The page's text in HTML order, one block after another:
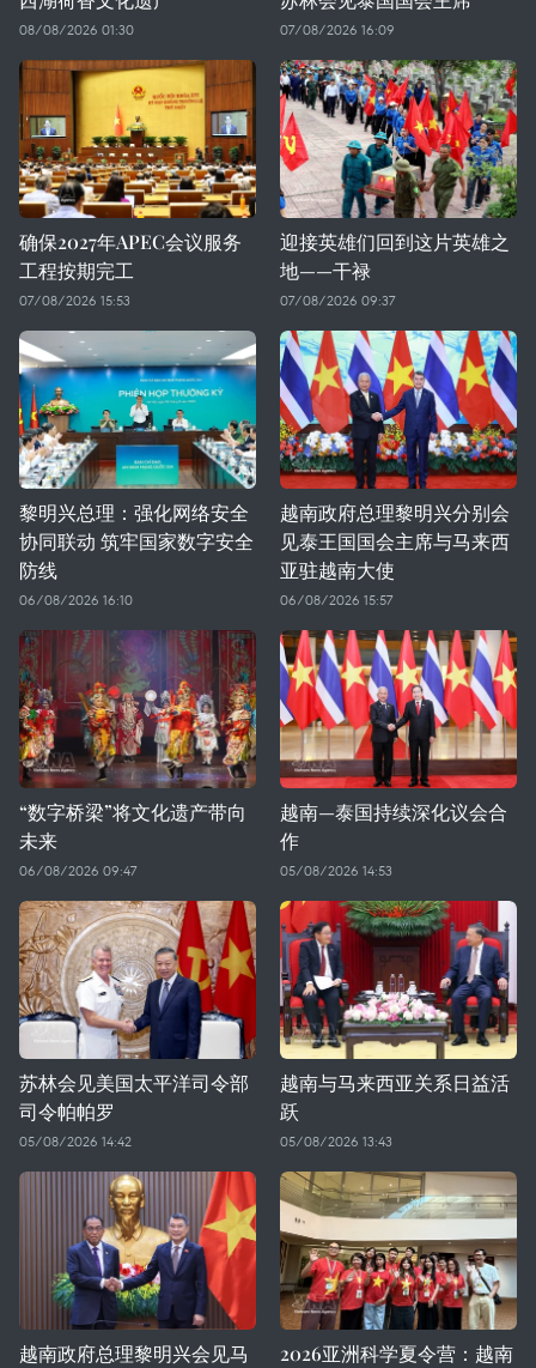
08/08/2026 01:30 07/08/2026 16:09
确保2027年APEC会议服务
工程按期完工
07/08/2026 15:53
迎接英雄们回到这片英雄之
地——干禄
07/08/2026 09:37
黎明兴总理：强化网络安全
协同联动 筑牢国家数字安全
防线
06/08/2026 16:10
越南政府总理黎明兴分别会
见泰王国国会主席与马来西
亚驻越南大使
06/08/2026 15:57
“数字桥梁”将文化遗产带向
未来
06/08/2026 09:47
越南—泰国持续深化议会合
作
05/08/2026 14:53
苏林会见美国太平洋司令部
司令帕帕罗
05/08/2026 14:42
越南与马来西亚关系日益活
跃
05/08/2026 13:43
越南政府总理黎明兴会见马
2026亚洲科学夏令营：越南